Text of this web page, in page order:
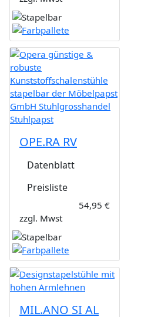
OPE.RA RV
Datenblatt
Preisliste
54,95 €
zzgl. Mwst
MIL.ANO SI AL